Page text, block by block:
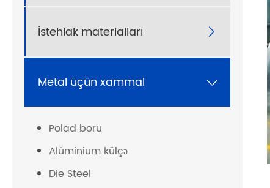
İstehlak materialları 
Metal üçün xammal 
Polad boru
Alüminium külçə
Die Steel